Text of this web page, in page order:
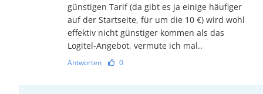
günstigen Tarif (da gibt es ja einige häufiger
auf der Startseite, für um die 10 €) wird wohl
effektiv nicht günstiger kommen als das
Logitel-Angebot, vermute ich mal..
Antworten 0